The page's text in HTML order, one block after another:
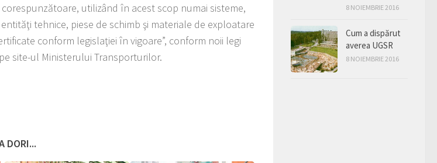
utilizând în acest scop numai sisteme,
tehnice, piese de schimb şi materiale de exploatare
conform legislaţiei în vigoare”, conform noii legi
site-ul Ministerului Transporturilor.
DORI...
8 NOIEMBRIE 2016
Cum a dispărut
averea UGSR
8 NOIEMBRIE 2016